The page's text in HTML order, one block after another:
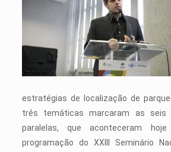
estratégias de localização de
três temáticas marcaram as seis
paralelas, que aconteceram
programação do XXIII Seminário